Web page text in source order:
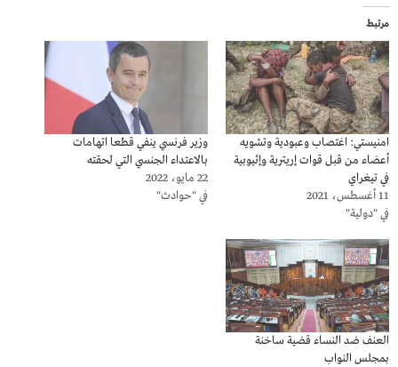
مرتبط
امنيستي: اغتصاب وعبودية وتشويه
أعضاء من قبل قوات إريترية وإثيوبية
في تيغراي
11 أغسطس، 2021
في "دولية"
وزير فرنسي ينفي قطعا اتهامات
بالاعتداء الجنسي التي لحقته
22 مايو، 2022
في "حوادث"
العنف ضد النساء قضية ساخنة
بمجلس النواب